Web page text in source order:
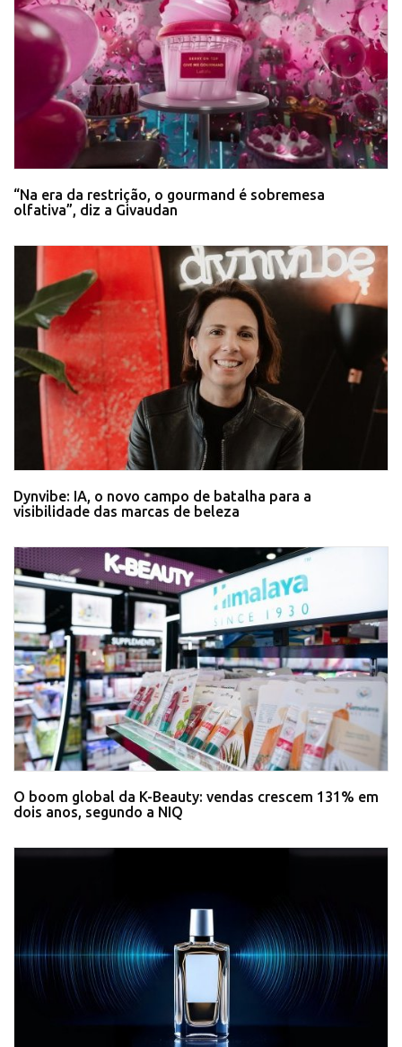
“Na era da restrição, o gourmand é sobremesa
olfativa”, diz a Givaudan
Dynvibe: IA, o novo campo de batalha para a
visibilidade das marcas de beleza
O boom global da K-Beauty: vendas crescem 131% em
dois anos, segundo a NIQ